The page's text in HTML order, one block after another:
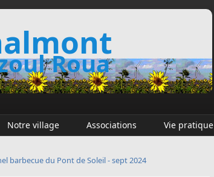
Roua
Notre village Associations Vie pratique
barbecue du Pont de Soleil - sept 2024